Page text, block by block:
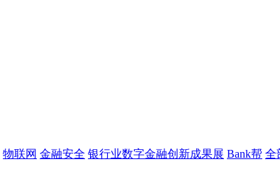
物联网 金融安全 银行业数字金融创新成果展 Bank帮 全